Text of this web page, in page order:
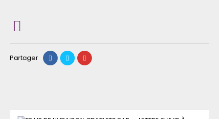
Partager